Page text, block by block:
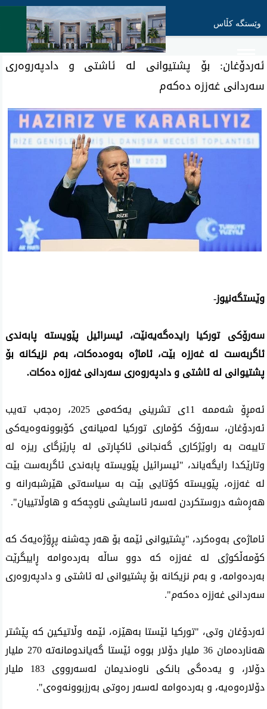
وێستگە کڵاس
ئەردۆغان: بۆ پشتیوانی لە ئاشتی و دادپەروەری
سەردانی غەززە دەکەم
وێستگەنیوز-
سەرۆکی تورکیا رایدەگەیەنێت، ئیسرائیل پێویستە پابەندی
ئاگربەست لە غەززە بێت، ئاماژە بەوەدەکات، بەم نزیکانە بۆ
پشتیوانی لە ئاشتی و دادپەروەری سەردانی غەززە دەکات.
ئەمڕۆ شەممە 11ی تشرینی یەکەمی 2025، رەجەب تەیب
ئەردۆغان، سەرۆک کۆماری تورکیا لەمیانەی کۆبوونەوەیەکی
تایبەت بە راوێژکاری گەنجانی ئاکپارتی لە پارێزگای ریزە لە
وتارێکدا رایگەیاند، "ئیسرائیل پێویستە پابەندی ئاگربەست بێت
لە غەززە، پێویستە کۆتایی بێت بە سیاسەتی هێرشبەرانە و
هەڕەشە دروستکردن لەسەر ئاسایشی ناوچەکە و هاوڵاتییان".
ئاماژەی بەوەکرد، "پشتیوانی ئێمە بۆ هەر چەشنە پڕۆژەیەک کە
کۆمەڵکوژی لە غەززە کە دوو ساڵە بەردەوامە ڕایبگرێت
بەردەوامە، و بەم نزیکانە بۆ پشتیوانی لە ئاشتی و دادپەروەری
سەردانی غەززە دەکەم".
ئەردۆغان وتی، "تورکیا ئێستا بەهێزە، ئێمە وڵاتیکین کە پێشتر
هەناردەمان 36 ملیار دۆلار بووە ئێستا گەیاندومانەتە 270 ملیار
دۆلار، و یەدەگی بانکی ناوەندیمان لەسەرووی 183 ملیار
دۆلارەوەیە، و بەردەوامە لەسەر رەوتی بەرزبوونەوەی".